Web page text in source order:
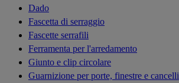
Dado
Fascetta di serraggio
Fascette serrafili
Ferramenta per l'arredamento
Giunto e clip circolare
Guarnizione per porte, finestre e cancelli